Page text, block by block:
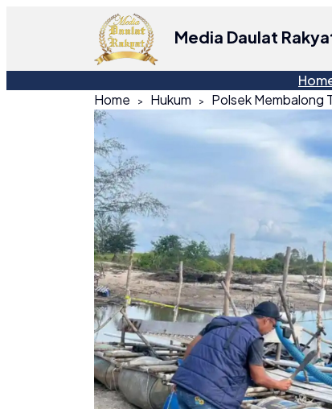
Media Daulat
Home
Hukum